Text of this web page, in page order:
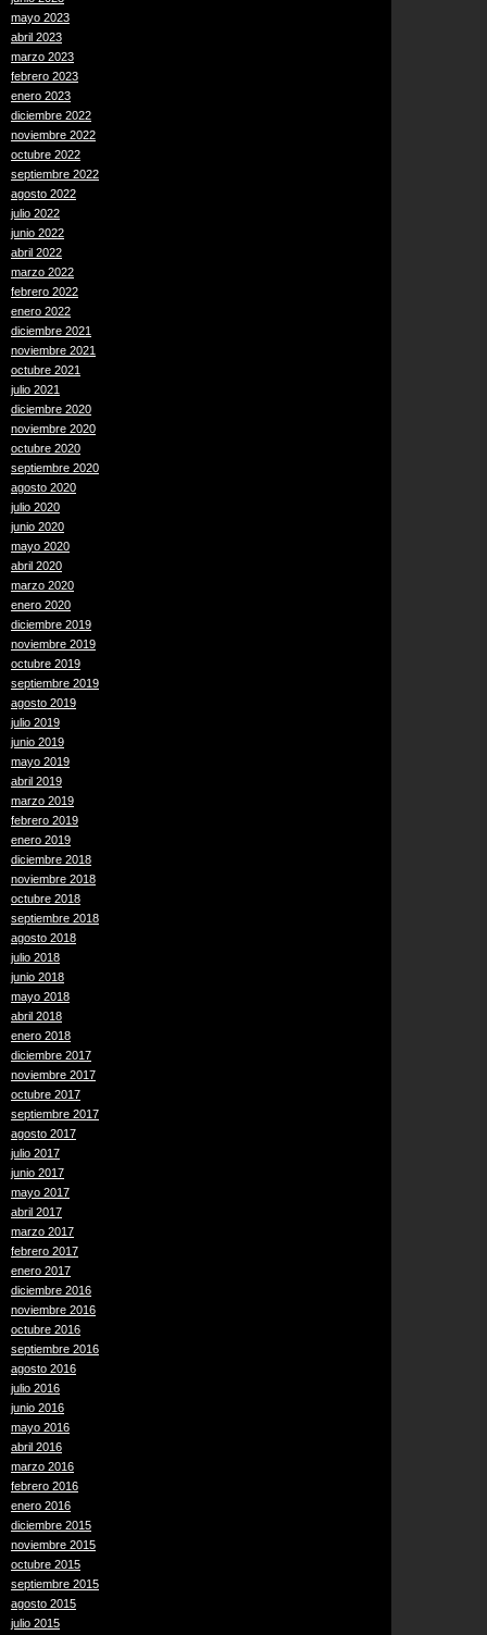
mayo 2023
abril 2023
marzo 2023
febrero 2023
enero 2023
diciembre 2022
noviembre 2022
octubre 2022
septiembre 2022
agosto 2022
julio 2022
junio 2022
abril 2022
marzo 2022
febrero 2022
enero 2022
diciembre 2021
noviembre 2021
octubre 2021
julio 2021
diciembre 2020
noviembre 2020
octubre 2020
septiembre 2020
agosto 2020
julio 2020
junio 2020
mayo 2020
abril 2020
marzo 2020
enero 2020
diciembre 2019
noviembre 2019
octubre 2019
septiembre 2019
agosto 2019
julio 2019
junio 2019
mayo 2019
abril 2019
marzo 2019
febrero 2019
enero 2019
diciembre 2018
noviembre 2018
octubre 2018
septiembre 2018
agosto 2018
julio 2018
junio 2018
mayo 2018
abril 2018
enero 2018
diciembre 2017
noviembre 2017
octubre 2017
septiembre 2017
agosto 2017
julio 2017
junio 2017
mayo 2017
abril 2017
marzo 2017
febrero 2017
enero 2017
diciembre 2016
noviembre 2016
octubre 2016
septiembre 2016
agosto 2016
julio 2016
junio 2016
mayo 2016
abril 2016
marzo 2016
febrero 2016
enero 2016
diciembre 2015
noviembre 2015
octubre 2015
septiembre 2015
agosto 2015
julio 2015